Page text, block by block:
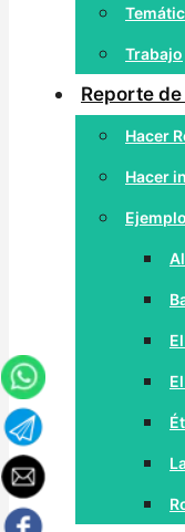
Trabajo
Reporte
Hacer
Hacer
Ejemplo